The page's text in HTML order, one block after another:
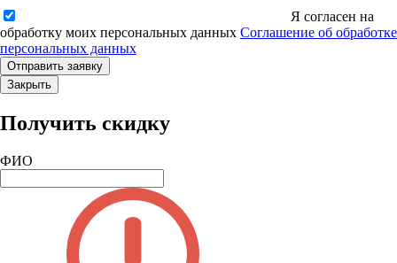
Я согласен на
обработку моих персональных данных Соглашение об обработке
персональных данных
Закрыть
Получить скидку
ФИО